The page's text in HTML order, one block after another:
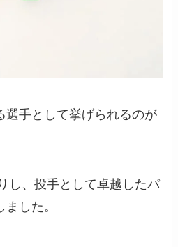
選手として挙げられるのが
し、投手として卓越したパ
した。